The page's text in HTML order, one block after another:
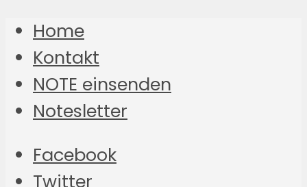
Home
Kontakt
NOTE einsenden
Notesletter
Facebook
Twitter